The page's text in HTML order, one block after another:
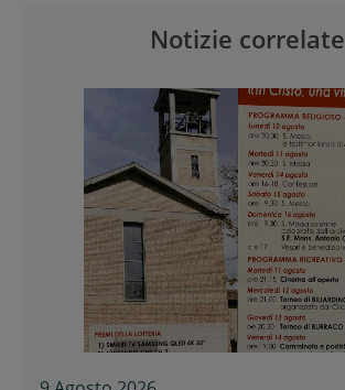
Notizie correlate